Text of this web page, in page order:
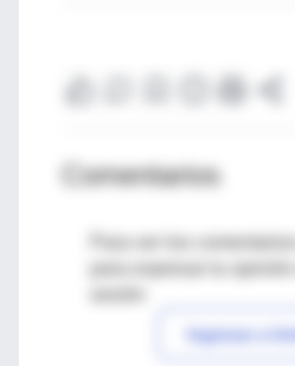
Comentarios
Para ver los
Ingresar a